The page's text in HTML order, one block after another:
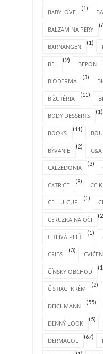
BABYLOVE
(1)
BALZAM NA PERY
BARNÄNGEN
(1)
BEL
(2)
BEPON
BIODERMA
(3)
BIŽUTÉRIA
(11)
BODY DESSERTS
(1)
BOOKS
(11)
BÝVANIE
(2)
C&A
CALZEDONIA
(3)
CATRICE
(9)
CC
CELLU-CUP
(1)
CERUZKA NA OČI
CITLIVÁ PLEŤ
(1)
CRIBS
(3)
ČÍNSKY OBCHOD
ČISTIACI KRÉM
(2)
DEICHMANN
(55)
DENNÝ LOOK
(5)
DERMACOL
(67)